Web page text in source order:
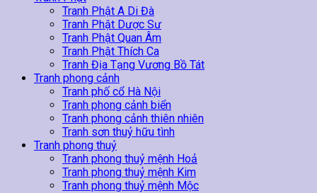
Tranh Phật A Di Đà
Tranh Phật Dược Sư
Tranh Phật Quan Âm
Tranh Phật Thích Ca
Tranh Địa Tạng Vương Bồ Tát
Tranh phong cảnh
Tranh phố cổ Hà Nội
Tranh phong cảnh biển
Tranh phong cảnh thiên nhiên
Tranh sơn thuỷ hữu tình
Tranh phong thuỷ
Tranh phong thuỷ mệnh Hoả
Tranh phong thuỷ mệnh Kim
Tranh phong thuỷ mệnh Mộc